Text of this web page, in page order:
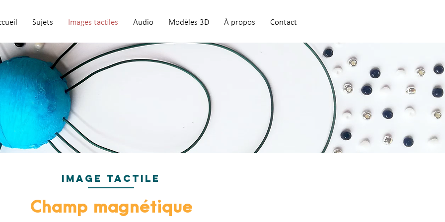
Sujets Images tactiles Audio Modèles 3D À propos Contact
IMAGE TACTILE
Champ magnétique